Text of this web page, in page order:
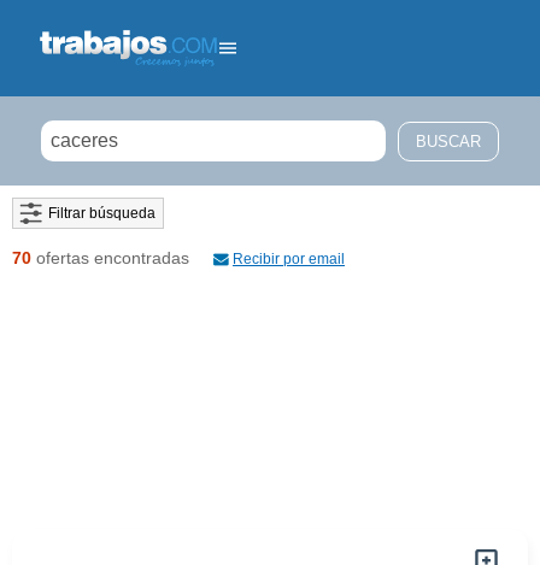
Filtrar búsqueda
70 ofertas encontradas Recibir por email